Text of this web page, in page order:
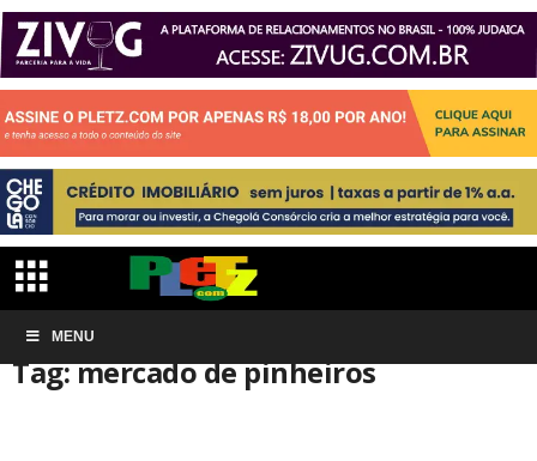
MENU
Início Tags
Tag: mercado de pinheiros